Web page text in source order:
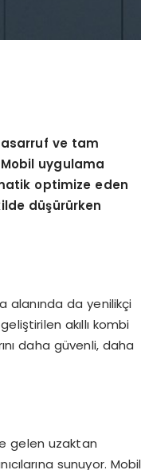
ve tam
uygulama
optimize eden
düşürürken
alanında da yenilikçi
akıllı kombi
daha güvenli, daha
gelen uzaktan
sunuyor. Mobil